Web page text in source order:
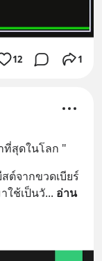
12 1
ที่สุดในโลก "
ต์จากขวดเบียร์
ใช้เป็นวั... อ่าน